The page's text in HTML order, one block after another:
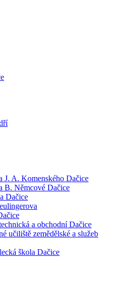
J. A. Komenského Dačice
B. Němcové Dačice
Dačice
a obchodní Dačice
učiliště zemědělské a služeb
škola Dačice